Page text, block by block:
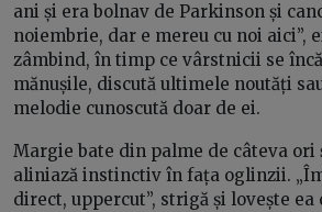
ani și era bolnav de Parkinson și
noiembrie, dar e mereu cu noi aici”,
zâmbind, în timp ce vârstnicii se
mănușile, discută ultimele noutăți
melodie cunoscută doar de ei.
Margie bate din palme de câteva ori
aliniază instinctiv în fața oglinzii.
direct, uppercut”, strigă și lovește ea